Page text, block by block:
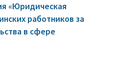
«Юридическая
работников за
в сфере